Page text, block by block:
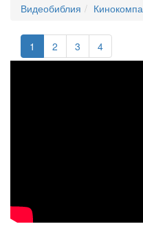
Видеобиблия
1 2 3 4